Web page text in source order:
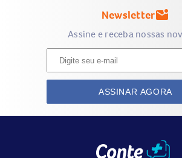
Newslettermark_email_unread
Assine e receba nossas
ASSINAR AGORA